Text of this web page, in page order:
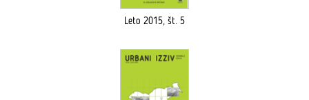
Leto 2015, št. 5